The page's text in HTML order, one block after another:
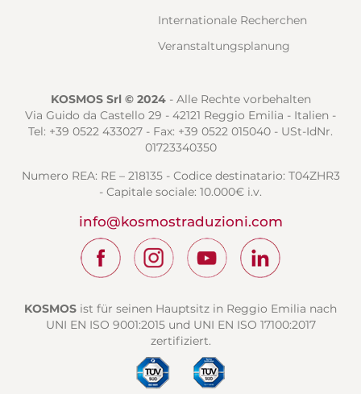
Internationale Recherchen
Veranstaltungsplanung
KOSMOS Srl © 2024- Alle Rechte vorbehalten
Via Guido da Castello 29 - 42121 Reggio Emilia - Italien -
Tel: +39 0522 433027 - Fax: +39 0522 015040 - USt-IdNr.
01723340350
Numero REA: RE – 218135 - Codice destinatario: T04ZHR3
- Capitale sociale: 10.000€ i.v.
info@kosmostraduzioni.com
KOSMOS ist für seinen Hauptsitz in Reggio Emilia nach
UNI EN ISO 9001:2015 und UNI EN ISO 17100:2017
zertifiziert.